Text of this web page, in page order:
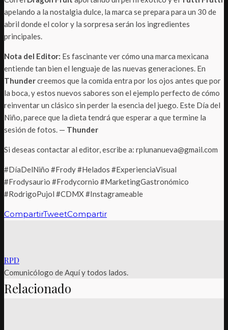
apelando a la nostalgia dulce, la marca se prepara para un 30 de
abril donde el color y la sorpresa serán los ingredientes
principales.
Nota del Editor: Es fascinante ver cómo una marca mexicana
entiende tan bien el lenguaje de las nuevas generaciones. En
Thundercreemos que la comida entra por los ojos antes que por
la boca, y estos nuevos sabores son el ejemplo perfecto de cómo
reinventar un clásico sin perder la esencia del juego. Este Día del
Niño, parece que la dieta tendrá que esperar a que termine la
sesión de fotos. — Thunder
Si deseas contactar al editor, escribe a: rplunanueva@gmail.com
#DíaDelNiño #Frody #Helados #ExperienciaVisual
#Frodysaurio #Frodycornio #MarketingGastronómico
#RodrigoPujol #CDMX #Instagrameable
CompartirTweetCompartir
RPD
Comunicólogo de Aquí y todos lados.
Relacionado